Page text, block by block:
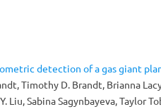
detection of a gas giant
Timothy D. Brandt, Brianna
Liu, Sabina Sagynbayeva, Taylor